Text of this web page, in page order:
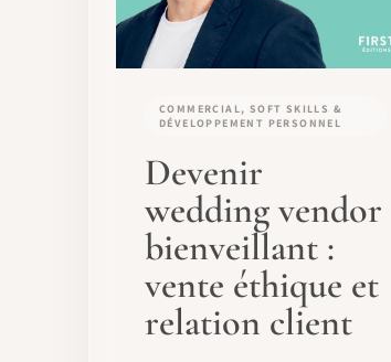
COMMERCIAL, SOFT SKILLS &
DÉVELOPPEMENT PERSONNEL
Devenir
wedding vendor
bienveillant :
vente éthique et
relation client